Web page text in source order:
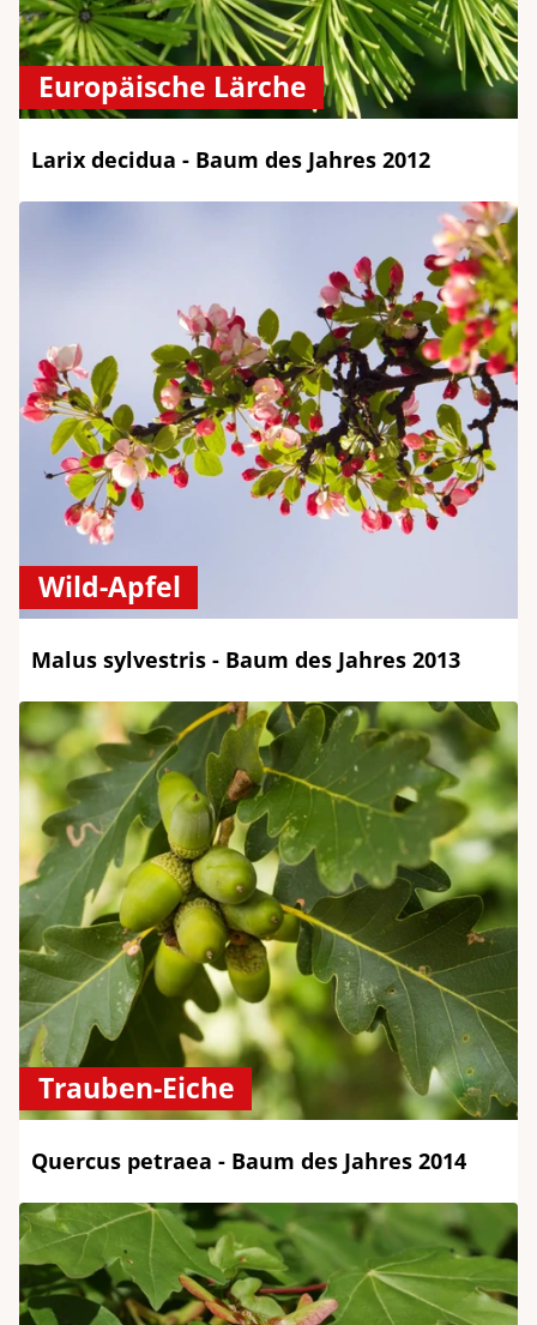
Europäische Lärche
Larix decidua - Baum des Jahres 2012
Wild-Apfel
Malus sylvestris - Baum des Jahres 2013
Trauben-Eiche
Quercus petraea - Baum des Jahres 2014